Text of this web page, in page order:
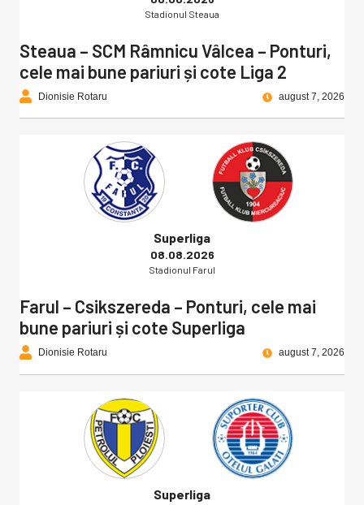
Stadionul Steaua
Steaua – SCM Râmnicu Vâlcea – Ponturi,
cele mai bune pariuri și cote Liga 2
Dionisie Rotaru august 7, 2026
Superliga
08.08.2026
Stadionul Farul
Farul – Csikszereda – Ponturi, cele mai
bune pariuri și cote Superliga
Dionisie Rotaru august 7, 2026
Superliga